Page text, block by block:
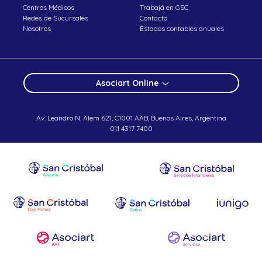
Centros Médicos
Redes de Sucursales
Nosotros
Trabajá en GSC
Contacto
Estados contables anuales
Asociart Online
Av. Leandro N. Alem 621, C1001 AAB, Buenos Aires, Argentina
011 4317 7400